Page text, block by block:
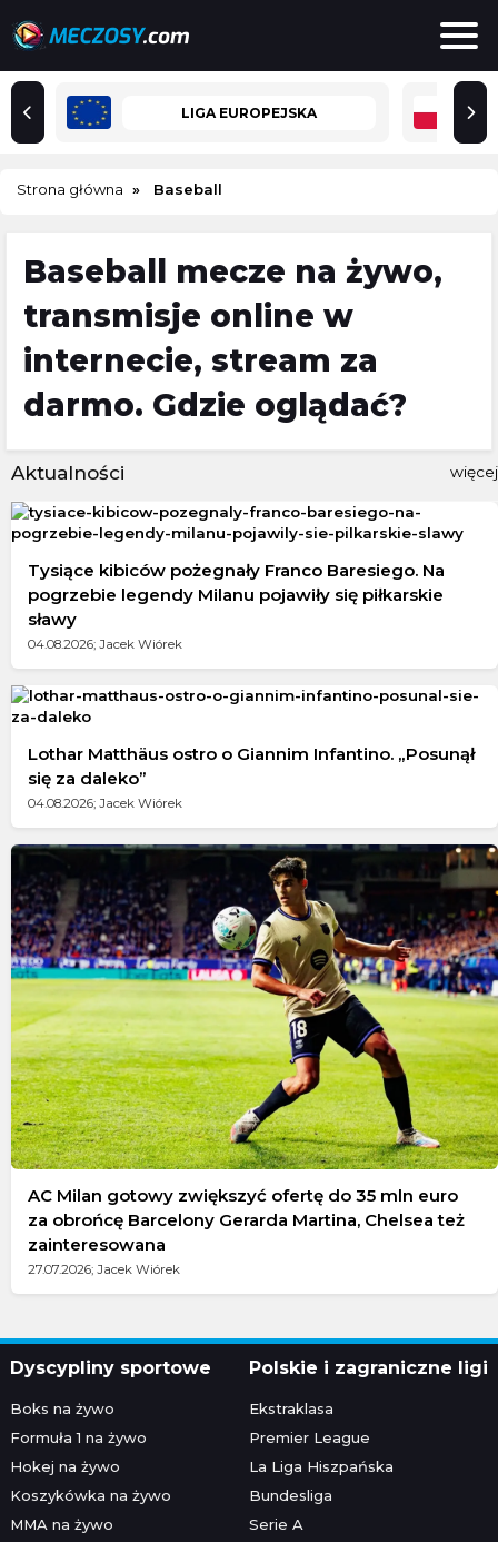
LIGA EUROPEJSKA
Strona główna Baseball
Baseball mecze na żywo,
transmisje online w
internecie, stream za
darmo. Gdzie oglądać?
Aktualności więcej
Tysiące kibiców pożegnały Franco Baresiego. Na
pogrzebie legendy Milanu pojawiły się piłkarskie
sławy
04.08.2026; Jacek Wiórek
Lothar Matthäus ostro o Giannim Infantino. „Posunął
się za daleko”
04.08.2026; Jacek Wiórek
AC Milan gotowy zwiększyć ofertę do 35 mln euro
za obrońcę Barcelony Gerarda Martina, Chelsea też
zainteresowana
27.07.2026; Jacek Wiórek
Dyscypliny sportowe
Boks na żywo
Formuła 1 na żywo
Hokej na żywo
Koszykówka na żywo
MMA na żywo
Polskie i zagraniczne ligi
Ekstraklasa
Premier League
La Liga Hiszpańska
Bundesliga
Serie A